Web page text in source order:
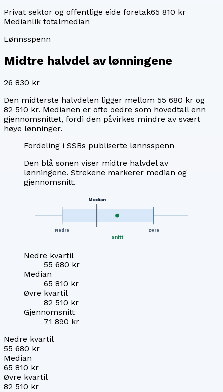
Privat sektor og offentlige eide foretak65 810 kr
Medianlik totalmedian
Lønnsspenn
Midtre halvdel av lønningene
26 830 kr
Den midterste halvdelen ligger mellom 55 680 kr og
82 510 kr. Medianen er ofte bedre som hovedtall enn
gjennomsnittet, fordi den påvirkes mindre av svært
høye lønninger.
Fordeling i SSBs publiserte lønnsspenn
Den blå sonen viser midtre halvdel av
lønningene. Strekene markerer median og
gjennomsnitt.
Nedre
Median
Øvre
Snitt
Nedre kvartil
55 680 kr
Median
65 810 kr
Øvre kvartil
82 510 kr
Gjennomsnitt
71 890 kr
Nedre kvartil
55 680 kr
Median
65 810 kr
Øvre kvartil
82 510 kr